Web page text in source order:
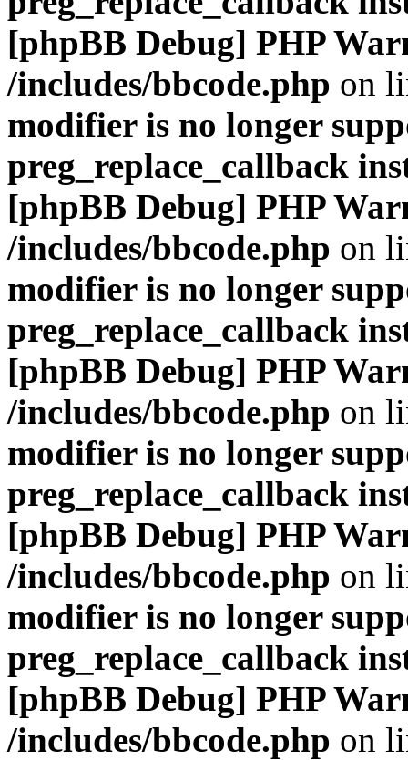
[phpBB Debug] PHP
/includes/bbcode.php on
modifier is no longer
preg_replace_callback
[phpBB Debug] PHP
/includes/bbcode.php on
modifier is no longer
preg_replace_callback
[phpBB Debug] PHP
/includes/bbcode.php on
modifier is no longer
preg_replace_callback
[phpBB Debug] PHP
/includes/bbcode.php on
modifier is no longer
preg_replace_callback
[phpBB Debug] PHP
/includes/bbcode.php on